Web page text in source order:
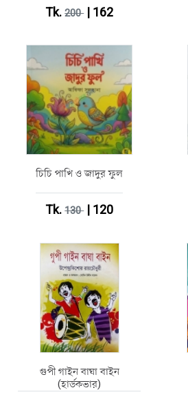
Tk.200| 162
চিচি পাখি ও জাদুর ফুল
Tk.130| 120
গুপী গাইন বাঘা বাইন
(হার্ডকভার)